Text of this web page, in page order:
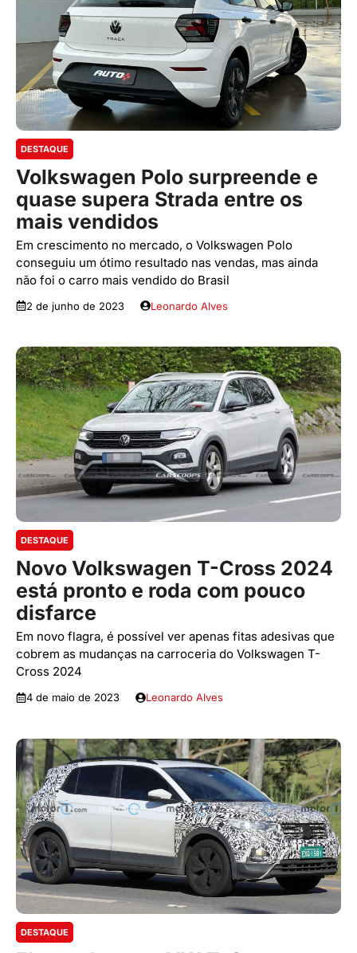
DESTAQUE
Volkswagen Polo surpreende e
quase supera Strada entre os
mais vendidos
Em crescimento no mercado, o Volkswagen Polo
conseguiu um ótimo resultado nas vendas, mas ainda
não foi o carro mais vendido do Brasil
2 de junho de 2023 Leonardo Alves
DESTAQUE
Novo Volkswagen T-Cross 2024
está pronto e roda com pouco
disfarce
Em novo flagra, é possível ver apenas fitas adesivas que
cobrem as mudanças na carroceria do Volkswagen T-
Cross 2024
4 de maio de 2023 Leonardo Alves
DESTAQUE